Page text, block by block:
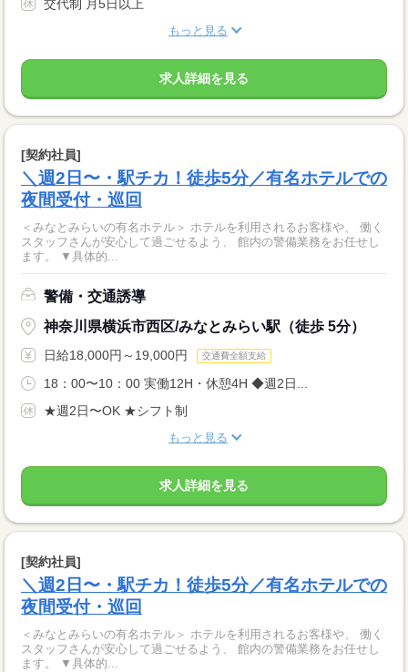
交代制 月5日以上
もっと見る
求人詳細を見る
[契約社員]
＼週2日〜・駅チカ！徒歩5分／有名ホテルでの
夜間受付・巡回
＜みなとみらいの有名ホテル＞ ホテルを利用されるお客様や、 働く
スタッフさんが安心して過ごせるよう、 館内の警備業務をお任せし
ます。 ▼具体的...
警備・交通誘導
神奈川県横浜市西区/みなとみらい駅（徒歩 5分）
日給18,000円～19,000円 交通費全額支給
18：00〜10：00 実働12H・休憩4H ◆週2日...
★週2日〜OK ★シフト制
もっと見る
求人詳細を見る
[契約社員]
＼週2日〜・駅チカ！徒歩5分／有名ホテルでの
夜間受付・巡回
＜みなとみらいの有名ホテル＞ ホテルを利用されるお客様や、 働く
スタッフさんが安心して過ごせるよう、 館内の警備業務をお任せし
ます。 ▼具体的...